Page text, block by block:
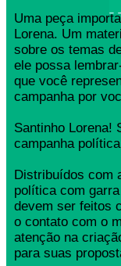
Uma peça
Lorena. Um
sobre os temas
ele possa
que você
campanha por
Santinho Lorena!
campanha política
Distribuídos com
política com
devem ser feitos
o contato com o
atenção na
para suas